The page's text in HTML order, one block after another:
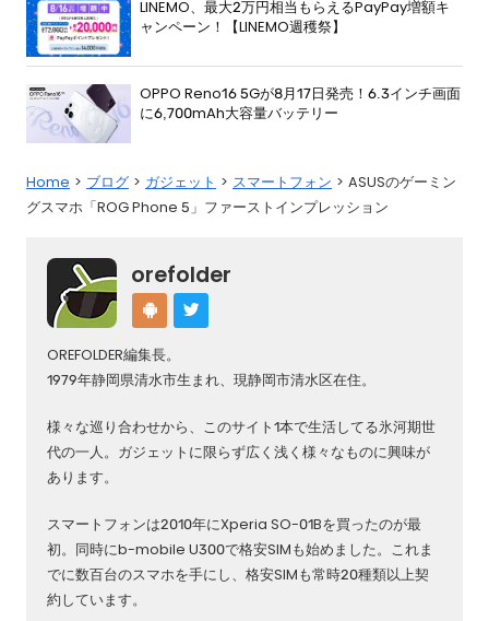
LINEMO、最大2万円相当もらえるPayPay増額キ
ャンペーン！【LINEMO週穫祭】
OPPO Reno16 5Gが8月17日発売！6.3インチ画面
に6,700mAh大容量バッテリー
Home ブログ ガジェット スマートフォン
ASUSのゲーミン
グスマホ「ROG Phone 5」ファーストインプレッション
orefolder
OREFOLDER編集長。
1979年静岡県清水市生まれ、現静岡市清水区在住。
様々な巡り合わせから、このサイト1本で生活してる氷河期世
代の一人。ガジェットに限らず広く浅く様々なものに興味が
あります。
スマートフォンは2010年にXperia SO-01Bを買ったのが最
初。同時にb-mobile U300で格安SIMも始めました。これま
でに数百台のスマホを手にし、格安SIMも常時20種類以上契
約しています。